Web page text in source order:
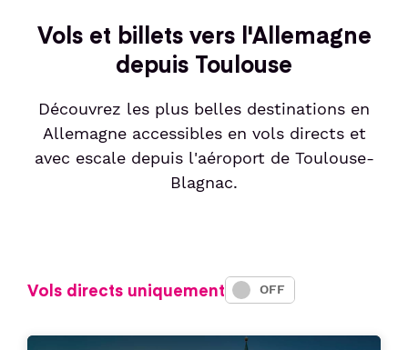
Vols et billets vers l'Allemagne
depuis Toulouse
Découvrez les plus belles destinations en
Allemagne accessibles en vols directs et
avec escale depuis l'aéroport de Toulouse-
Blagnac.
Vols directs uniquement ON OFF